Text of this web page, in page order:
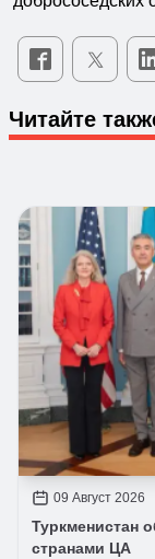
Читайте
09 Август 2026
Туркменистан
странами ЦА